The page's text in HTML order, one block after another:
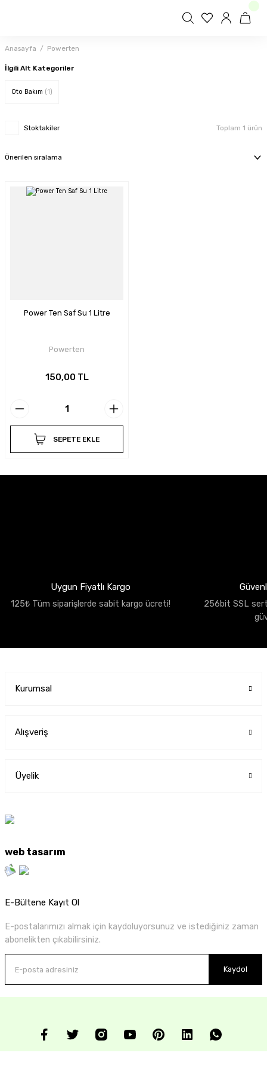
Anasayfa Powerten
İlgili Alt Kategoriler
Oto Bakım (1)
Stoktakiler Toplam 1 ürün
Power Ten Saf Su 1 Litre
Powerten
150,00 TL
SEPETE EKLE
Uygun Fiyatlı Kargo
125₺ Tüm siparişlerde sabit kargo ücreti!
256bit SSL
Kurumsal
Alışveriş
Üyelik
web tasarım
E-Bültene Kayıt Ol
E-postalarımızı almak için kaydoluyorsunuz ve istediğiniz zaman
abonelikten çıkabilirsiniz.
Kaydol